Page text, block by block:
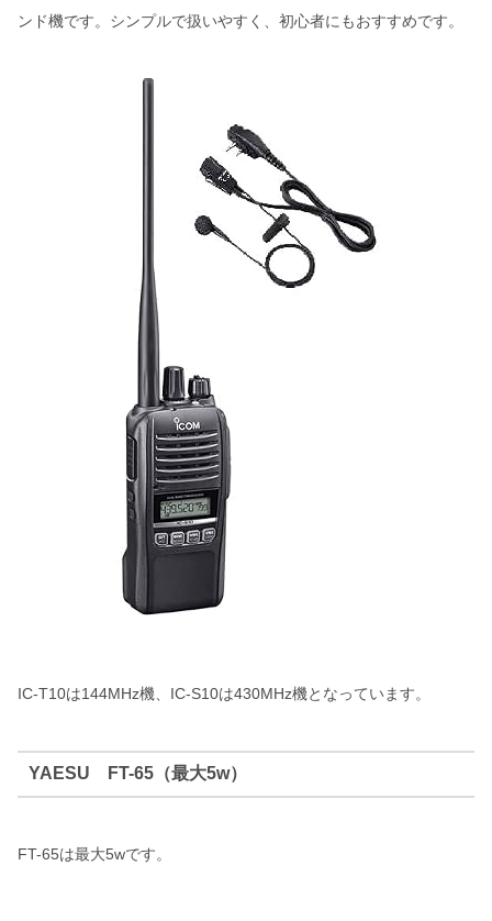
ンド機です。シンプルで扱いやすく、初心者にもおすすめです。
IC-T10は144MHz機、IC-S10は430MHz機となっています。
YAESU FT-65（最大5w）
FT-65は最大5wです。